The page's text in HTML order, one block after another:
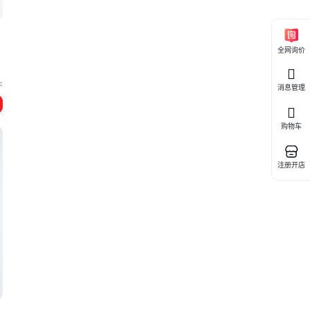
全网询价
消息管理
购物车
注册开店